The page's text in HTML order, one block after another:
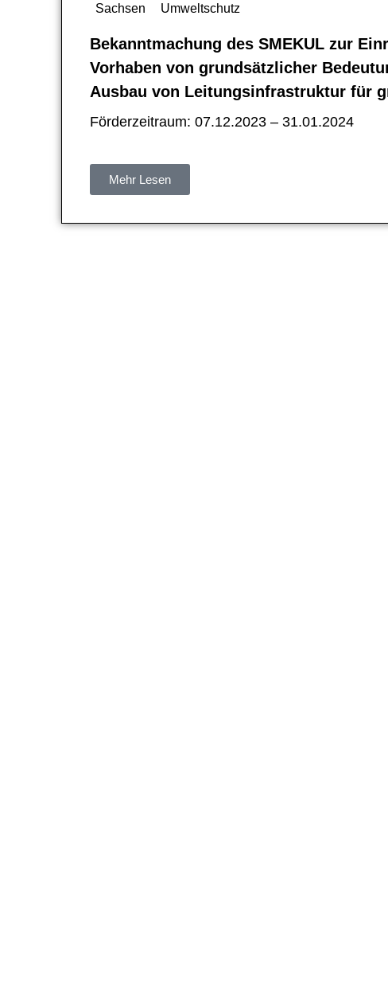
Sachsen Umweltschutz
Bekanntmachung des SMEKUL zur
Vorhaben von grundsätzlicher
Ausbau von Leitungsinfrastruktur für
Förderzeitraum: 07.12.2023 – 31.01.2024
Mehr Lesen